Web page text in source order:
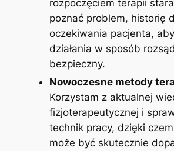
rozpoczęciem terapii
poznać problem, historię
oczekiwania pacjenta,
działania w sposób
bezpieczny.
Nowoczesne metody
Korzystam z aktualnej
fizjoterapeutycznej i
technik pracy, dzięki
może być skutecznie